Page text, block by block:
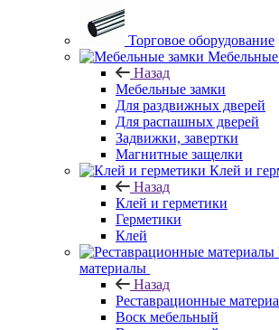
Торговое оборудование
Мебельные
Назад
Мебельные замки
Для раздвижных дверей
Для распашных дверей
Задвижки, завертки
Магнитные защелки
Клей и
Назад
Клей и герметики
Герметики
Клей
материалы
Назад
Реставрационные
Воск мебельный